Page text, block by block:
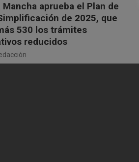
Mancha aprueba el Plan de
de 2025, que
530 los trámites
reducidos